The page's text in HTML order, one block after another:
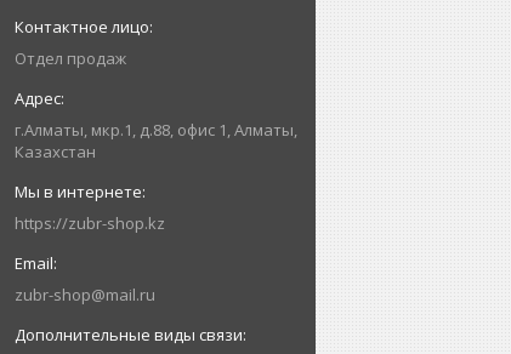
Отдел продаж
г.Алматы, мкр.1, д.88, офис 1, Алматы,
Казахстан
https://zubr-shop.kz
zubr-shop@mail.ru